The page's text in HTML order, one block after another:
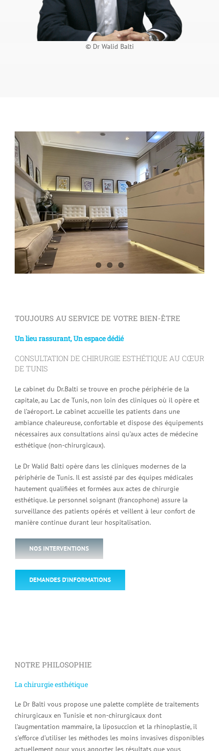
© Dr Walid Balti
TOUJOURS AU SERVICE DE VOTRE BIEN-ÊTRE
Un lieu rassurant, Un espace dédié
CONSULTATION DE CHIRURGIE ESTHÉTIQUE AU CŒUR
DE TUNIS
Le cabinet du Dr.Balti se trouve en proche périphérie de la
capitale, au Lac de Tunis, non loin des cliniques où il opère et
de l’aéroport. Le cabinet accueille les patients dans une
ambiance chaleureuse, confortable et dispose des équipements
nécessaires aux consultations ainsi qu’aux actes de médecine
esthétique (non-chirurgicaux).
Le Dr Walid Balti opère dans les cliniques modernes de la
périphérie de Tunis. Il est assisté par des équipes médicales
hautement qualifiées et formées aux actes de chirurgie
esthétique. Le personnel soignant (francophone) assure la
surveillance des patients opérés et veillent à leur confort de
manière continue durant leur hospitalisation.
NOS INTERVENTIONS
DEMANDES D’INFORMATIONS
NOTRE PHILOSOPHIE
La chirurgie esthétique
Le Dr Balti vous propose une palette complète de traitements
chirurgicaux en Tunisie et non-chirurgicaux dont
l’augmentation mammaire, la liposuccion et la rhinoplastie, il
s’efforce d’utiliser les méthodes les moins invasives disponibles
actuellement pour vous apporter les résultats que vous